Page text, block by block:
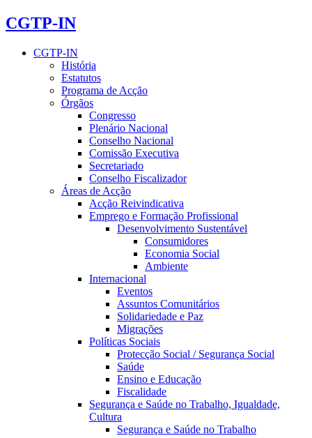
CGTP-IN
CGTP-IN
História
Estatutos
Programa de Acção
Órgãos
Congresso
Plenário Nacional
Conselho Nacional
Comissão Executiva
Secretariado
Conselho Fiscalizador
Áreas de Acção
Acção Reivindicativa
Emprego e Formação Profissional
Desenvolvimento Sustentável
Consumidores
Economia Social
Ambiente
Internacional
Eventos
Assuntos Comunitários
Solidariedade e Paz
Migrações
Políticas Sociais
Protecção Social / Segurança Social
Saúde
Ensino e Educação
Fiscalidade
Segurança e Saúde no Trabalho, Igualdade,
Cultura
Segurança e Saúde no Trabalho